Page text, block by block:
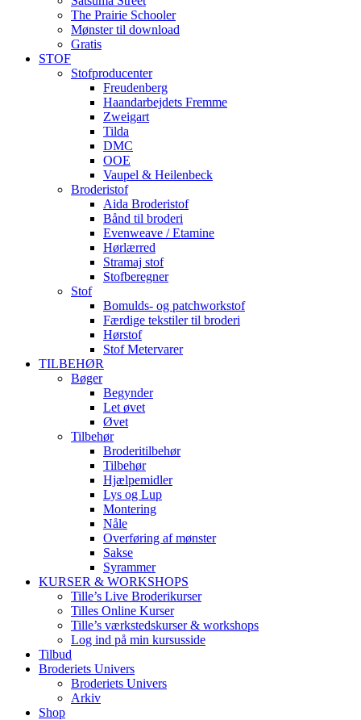
The Prairie Schooler
Mønster til download
Gratis
STOF
Stofproducenter
Freudenberg
Haandarbejdets Fremme
Zweigart
Tilda
DMC
OOE
Vaupel & Heilenbeck
Broderistof
Aida Broderistof
Bånd til broderi
Evenweave / Etamine
Hørlærred
Stramaj stof
Stofberegner
Stof
Bomulds- og patchworkstof
Færdige tekstiler til broderi
Hørstof
Stof Metervarer
TILBEHØR
Bøger
Begynder
Let øvet
Øvet
Tilbehør
Broderitilbehør
Tilbehør
Hjælpemidler
Lys og Lup
Montering
Nåle
Overføring af mønster
Sakse
Syrammer
KURSER & WORKSHOPS
Tille’s Live Broderikurser
Tilles Online Kurser
Tille’s værkstedskurser & workshops
Log ind på min kursusside
Tilbud
Broderiets Univers
Broderiets Univers
Arkiv
Shop